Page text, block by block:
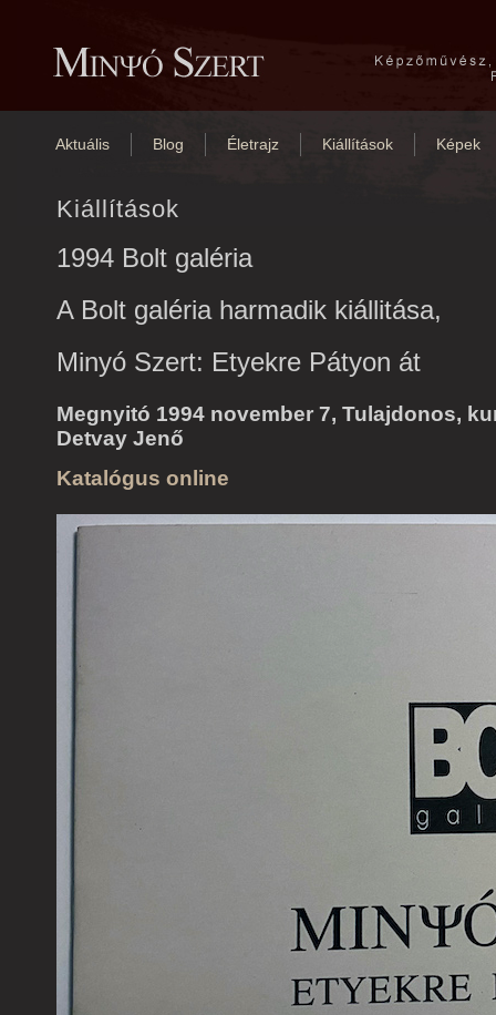
Aktuális Blog Életrajz Kiállítások Képek
Kiállítások
1994 Bolt galéria
A Bolt galéria harmadik kiállitása,
Minyó Szert: Etyekre Pátyon át
Megnyitó 1994 november 7, Tulajdonos,
Detvay Jenő
Katalógus online